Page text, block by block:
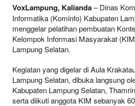
VoxLampung, Kalianda– Dinas
Informatika (Kominfo) Kabupaten
menggelar pelatihan pembuatan
Kelompok Informasi Masyarakat
Lampung Selatan.
Kegiatan yang digelar di Aula
Lampung Selatan, dibuka langsung
Kabupaten Lampung Selatan,
serta diikuti anggota KIM sebanyak